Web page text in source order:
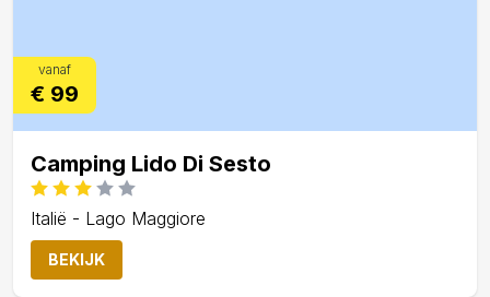
vanaf
€ 99
Camping Lido Di Sesto
Italië - Lago Maggiore
BEKIJK